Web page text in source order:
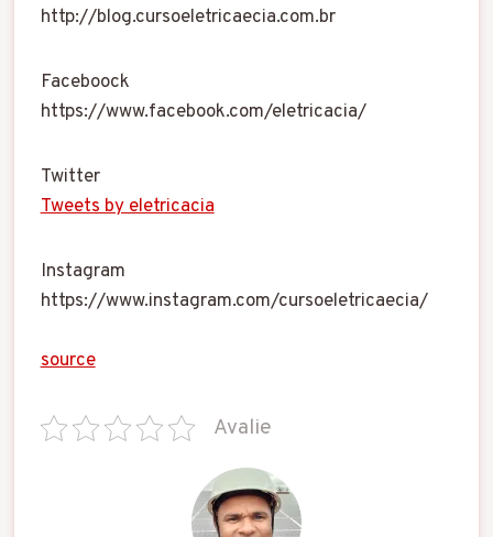
http://blog.cursoeletricaecia.com.br
Faceboock
https://www.facebook.com/eletricacia/
Twitter
Tweets by eletricacia
Instagram
https://www.instagram.com/cursoeletricaecia/
source
Avalie